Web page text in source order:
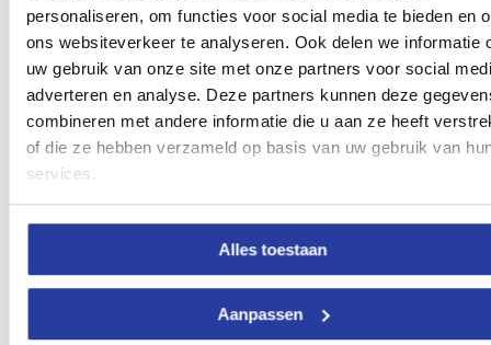
personaliseren, om functies voor social media te bieden en
ons websiteverkeer te analyseren. Ook delen we informatie
uw gebruik van onze site met onze partners voor social
adverteren en analyse. Deze partners kunnen deze
combineren met andere informatie die u aan ze heeft
of die ze hebben verzameld op basis van uw gebruik van
services.
Alles toestaan
Aanpassen